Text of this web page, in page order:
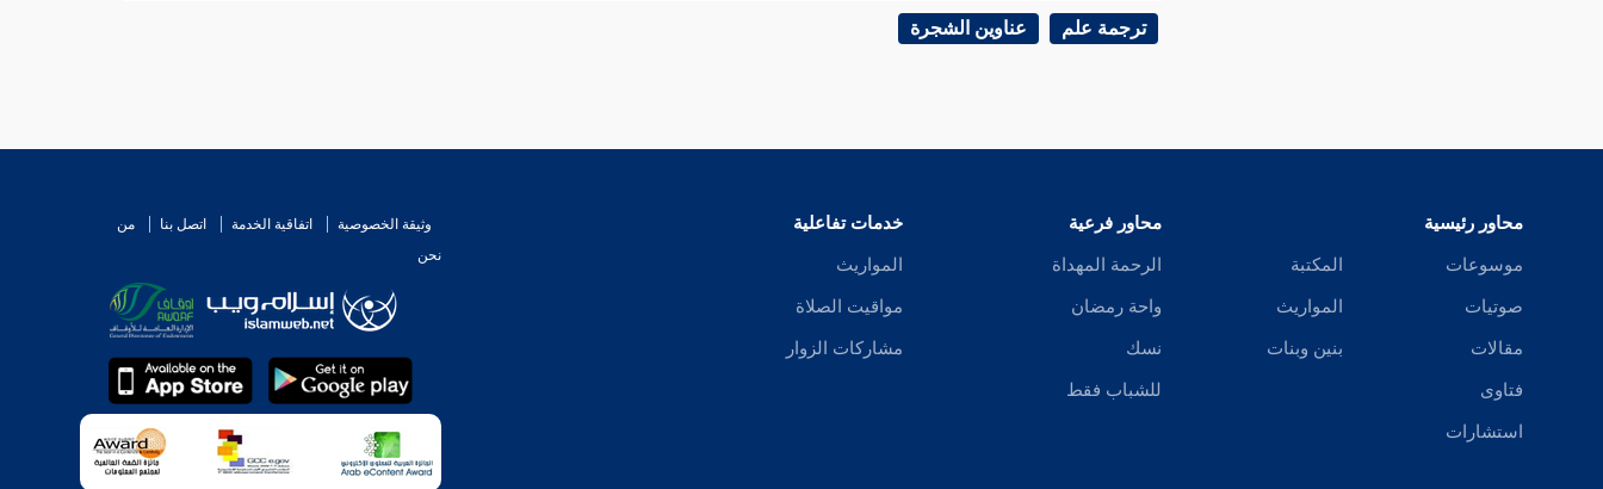
باب ما جاء في الأسواق
باب الحلف في البيع
باب في الكيل والوزن
ترجمة علم عناوين الشجرة
محاور رئيسية
موسوعات
صوتيات
مقالات
فتاوى
استشارات
المكتبة
المواريث
بنين وبنات
محاور فرعية
الرحمة المهداة
واحة رمضان
نسك
للشباب فقط
خدمات تفاعلية
المواريث
مواقيت الصلاة
مشاركات الزوار
وثيقة الخصوصية اتفاقية الخدمة اتصل بنا
من
نحن